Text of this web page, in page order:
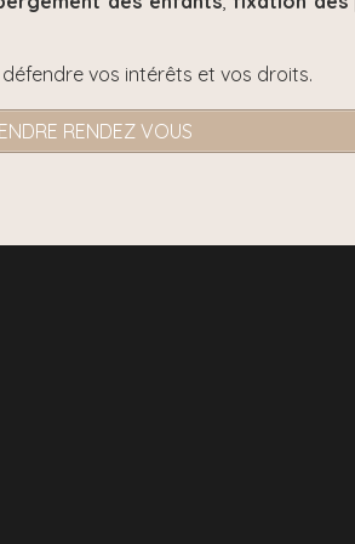
défendre vos intérêts et vos droits.
RENDEZ VOUS